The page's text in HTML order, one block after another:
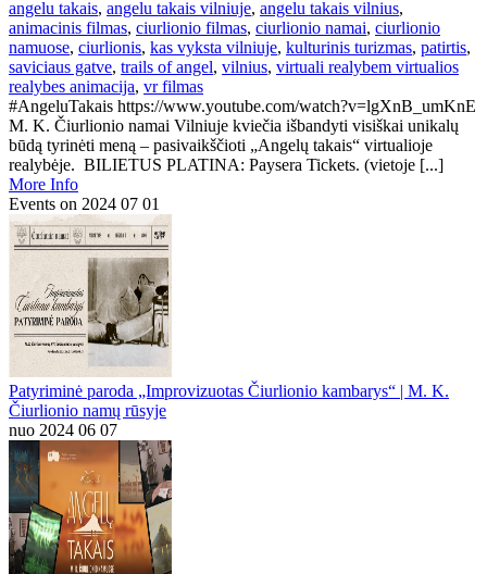
angelu takais, angelu takais vilniuje, angelu takais vilnius,
animacinis filmas, ciurlionio filmas, ciurlionio namai, ciurlionio
namuose, ciurlionis, kas vyksta vilniuje, kulturinis turizmas, patirtis,
saviciaus gatve, trails of angel, vilnius, virtuali realybem virtualios
realybes animacija, vr filmas
#AngeluTakais https://www.youtube.com/watch?v=lgXnB_umKnE
M. K. Čiurlionio namai Vilniuje kviečia išbandyti visiškai unikalų
būdą tyrinėti meną – pasivaikščioti „Angelų takais“ virtualioje
realybėje. BILIETUS PLATINA: Paysera Tickets. (vietoje [...]
More Info
Events on 2024 07 01
Patyriminė paroda „Improvizuotas Čiurlionio kambarys“ | M. K.
Čiurlionio namų rūsyje
nuo 2024 06 07